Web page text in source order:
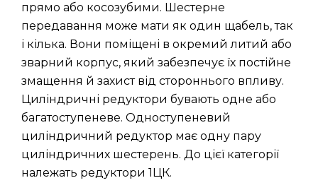
прямо або косозубими. Шестерне
передавання може мати як один щабель, так
і кілька. Вони поміщені в окремий литий або
зварний корпус, який забезпечує їх постійне
змащення й захист від стороннього впливу.
Циліндричні редуктори бувають одне або
багатоступеневе. Одноступеневий
циліндричний редуктор має одну пару
циліндричних шестерень. До цієї категорії
належать редуктори 1ЦК.